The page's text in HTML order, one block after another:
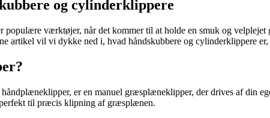
og cylinderklippere
populære værktøjer, når det kommer til at holde en smuk og
artikel vil vi dykke ned i, hvad håndskubbere og cylinderklippere
håndplæneklipper, er en manuel græsplæneklipper, der drives af din
til præcis klipning af græsplænen.